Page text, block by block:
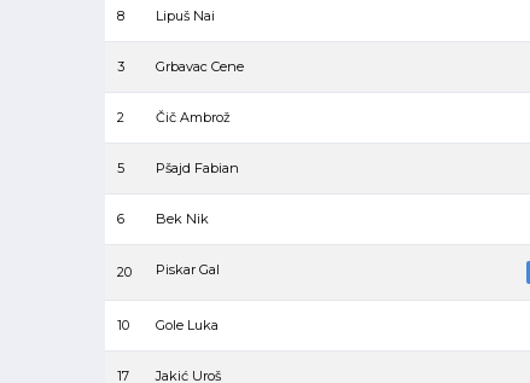
8 Lipuš Nai
3 Grbavac Cene
2 Čič Ambrož
5 Pšajd Fabian
6 Bek Nik
20 Piskar Gal
10 Gole Luka
17 Jakić Uroš